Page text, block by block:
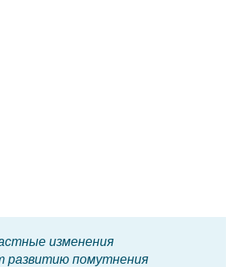
изменения
развитию помутнения